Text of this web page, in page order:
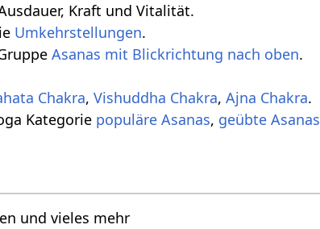
Kraft und Vitalität.
Umkehrstellungen.
Asanas mit Blickrichtung nach oben.
Chakra,Vishuddha Chakra,Ajna Chakra.
Kategorie populäre Asanas, geübte Asanas
und vieles mehr